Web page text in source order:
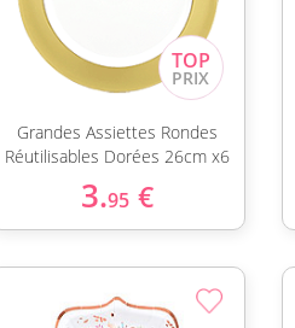
Grandes Assiettes Rondes
Réutilisables Dorées 26cm x6
3.95 €